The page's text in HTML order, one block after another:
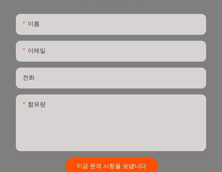
이름
이메일
전화
함유량
지금 문의 사항을 보냅니다